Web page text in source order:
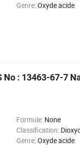
Genre:Oxyde acide
: 13463-67-7
Formule: None
Classification:
Genre:Oxyde acide